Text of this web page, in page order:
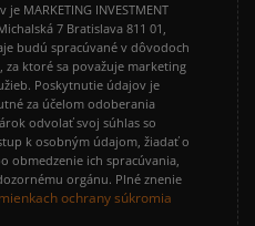
MARKETING INVESTMENT
7 Bratislava 811 01,
budú spracúvané v dôvodoch
ktoré sa považuje marketing
Poskytnutie údajov je
za účelom odoberania
odvolať svoj súhlas so
k osobným údajom, žiadať o
obmedzenie ich spracúvania,
orgánu. Plné znenie
ochrany súkromia